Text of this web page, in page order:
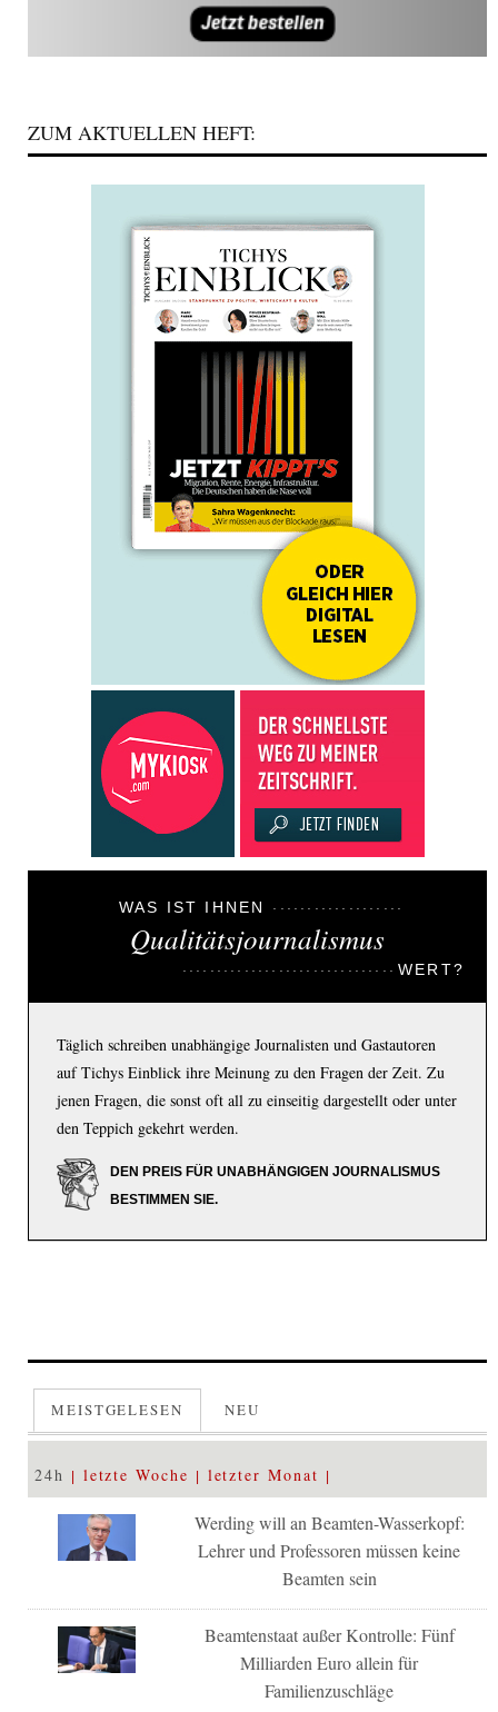
ZUM AKTUELLEN HEFT:
WAS IST IHNEN
Qualitätsjournalismus
WERT?
Täglich schreiben unabhängige Journalisten und Gastautoren
auf Tichys Einblick ihre Meinung zu den Fragen der Zeit. Zu
jenen Fragen, die sonst oft all zu einseitig dargestellt oder unter
den Teppich gekehrt werden.
DEN PREIS FÜR UNABHÄNGIGEN JOURNALISMUS
BESTIMMEN SIE.
MEISTGELESEN NEU
24h letzte Woche letzter Monat
Werding will an Beamten-Wasserkopf:
Lehrer und Professoren müssen keine
Beamten sein
Beamtenstaat außer Kontrolle: Fünf
Milliarden Euro allein für
Familienzuschläge